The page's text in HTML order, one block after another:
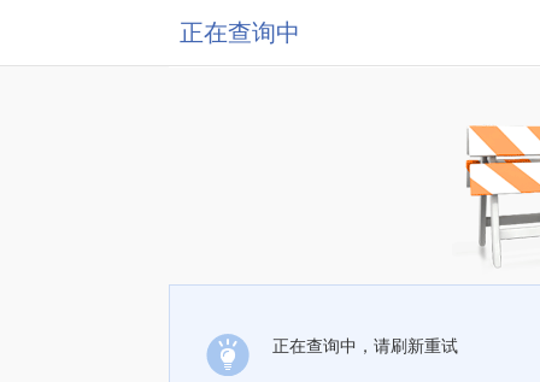
正在查询中
正在查询中，请刷新重试